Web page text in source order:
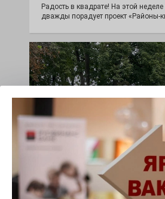
Радость в квадрате! На этой неделе
дважды порадует проект «Районы-
100 футов под килем!
26.07.2026